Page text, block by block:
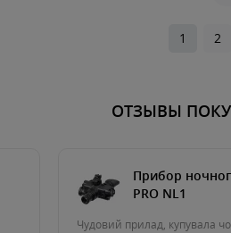
1 2
ОТЗЫВЫ
Прибор
PRO NL1
Чудовий прилад, купувала